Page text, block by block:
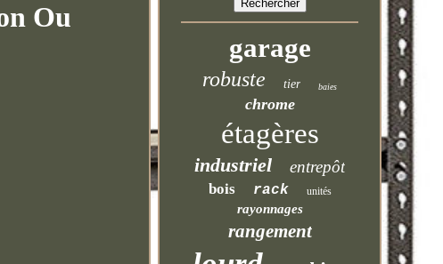
Ou
garage
robuste tier baies
chrome
étagères
industriel entrepôt
bois rack unités
rayonnages
rangement